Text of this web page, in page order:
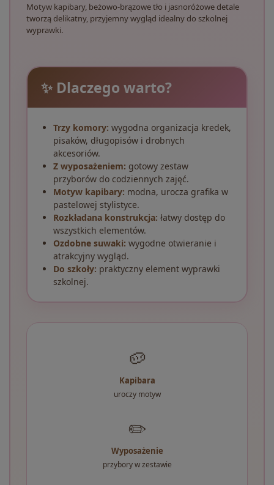
Motyw kapibary, beżowo-brązowe tło i jasnoróżowe detale
tworzą delikatny, przyjemny wygląd idealny do szkolnej
wyprawki.
✨ Dlaczego warto?
Trzy komory: wygodna organizacja kredek,
pisaków, długopisów i drobnych
akcesoriów.
Z wyposażeniem: gotowy zestaw
przyborów do codziennych zajęć.
Motyw kapibary: modna, urocza grafika w
pastelowej stylistyce.
Rozkładana konstrukcja: łatwy dostęp do
wszystkich elementów.
Ozdobne suwaki: wygodne otwieranie i
atrakcyjny wygląd.
Do szkoły: praktyczny element wyprawki
szkolnej.
🥔
Kapibara
uroczy motyw
✏️
Wyposażenie
przybory w zestawie